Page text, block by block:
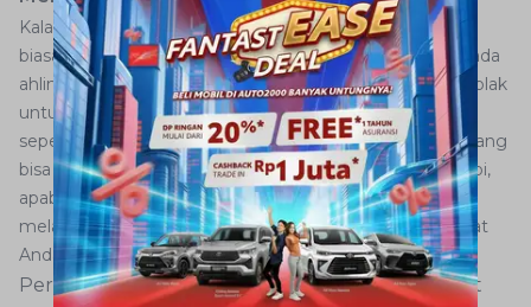
Kalau sudah menyangkut penggantian komponen,
biasanya pemilik mobil langsung menyerahkannya kepada
ahlinya. Misalnya saja perbaikan tuas persneling mobil oblak
untuk kendaraan keluaran Toyota, mulai dari tipe MPV
seperti Toyota Avanza hingga hatchback Toyota Yaris, yang
bisa Anda serahkan pada bengkel Auto2000. Akan tetapi,
apabila AutoFamily yakin bisa mengutak-atik dan
melakukan perbaikan sendiri, berikut langkah yang dapat
Anda ikuti:
Pertama-tama, copot baut dan sekrup dari karet